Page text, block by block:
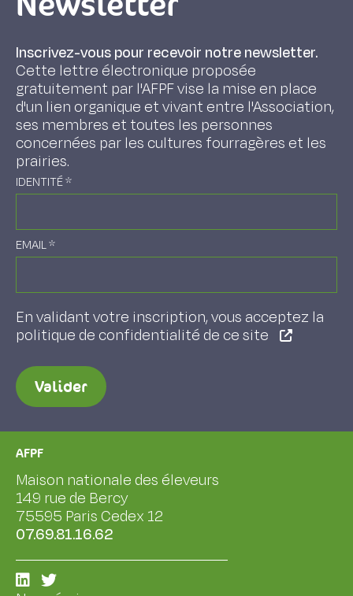
Inscrivez-vous pour recevoir notre newsletter.
Cette lettre électronique proposée
gratuitement par l'AFPF vise la mise en place
d'un lien organique et vivant entre l'Association,
ses membres et toutes les personnes
concernées par les cultures fourragères et les
prairies.
IDENTITÉ*
EMAIL*
En validant votre inscription, vous acceptez la
politique de confidentialité de ce site
Valider
AFPF
Maison nationale des éleveurs
149 rue de Bercy
75595 Paris Cedex 12
07.69.81.16.62